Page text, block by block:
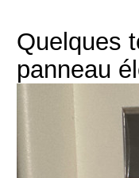
Quelques
panneau